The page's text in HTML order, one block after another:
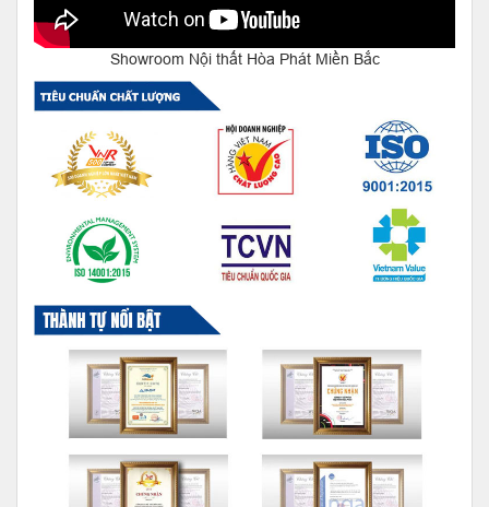
Showroom Nội thất Hòa Phát Miền Bắc